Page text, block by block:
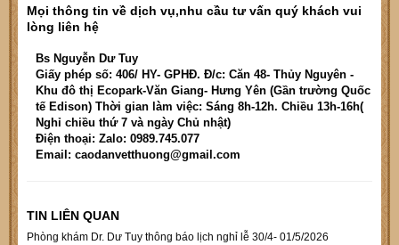
Mọi thông tin về dịch vụ,nhu cầu tư vấn quý khách vui
lòng liên hệ
Bs Nguyễn Dư Tuy
Giấy phép số: 406/ HY- GPHĐ. Đ/c: Căn 48- Thủy Nguyên -
Khu đô thị Ecopark-Văn Giang- Hưng Yên (Gần trường Quốc
tế Edison) Thời gian làm việc: Sáng 8h-12h. Chiều 13h-16h(
Nghỉ chiều thứ 7 và ngày Chủ nhật)
Điện thoại: Zalo: 0989.745.077
Email: caodanvetthuong@gmail.com
TIN LIÊN QUAN
Phòng khám Dr. Dư Tuy thông báo lịch nghỉ lễ 30/4- 01/5/2026